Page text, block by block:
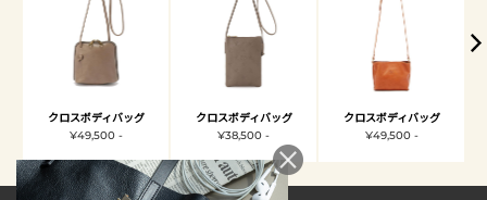
クロスボディバッグ
¥49,500 -
クロスボディバッグ
¥38,500 -
クロスボディバッグ
¥49,500 -